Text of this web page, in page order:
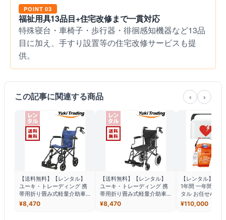
POINT 03
福祉用具13品目+住宅改修まで一貫対応
特殊寝台・車椅子・歩行器・徘徊感知機器など13品
目に加え、手すり設置等の住宅改修サービスも提
供。
この記事に関連する商品 ‹ ›
【送料無料】【レンタル】
ユーキ・トレーディング 携
帯用折り畳み式軽量介助車
椅子 ハンディライトプラス
介助専用 HLP09020BL 介護
¥8,470
【送料無料】【レンタル】
ユーキ・トレーディング 携
帯用折り畳み式軽量介助車
椅子 ハンディライト 100
HLO09180 介護用品レンタ
¥8,470
【レンタル】
1年間 一年間 一
タル お任せAED
ービス 365日間
AED-3100
¥110,000